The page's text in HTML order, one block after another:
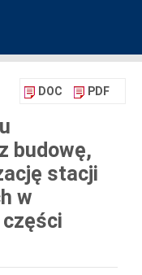
DOC PDF
budowę,
stacji
w
części